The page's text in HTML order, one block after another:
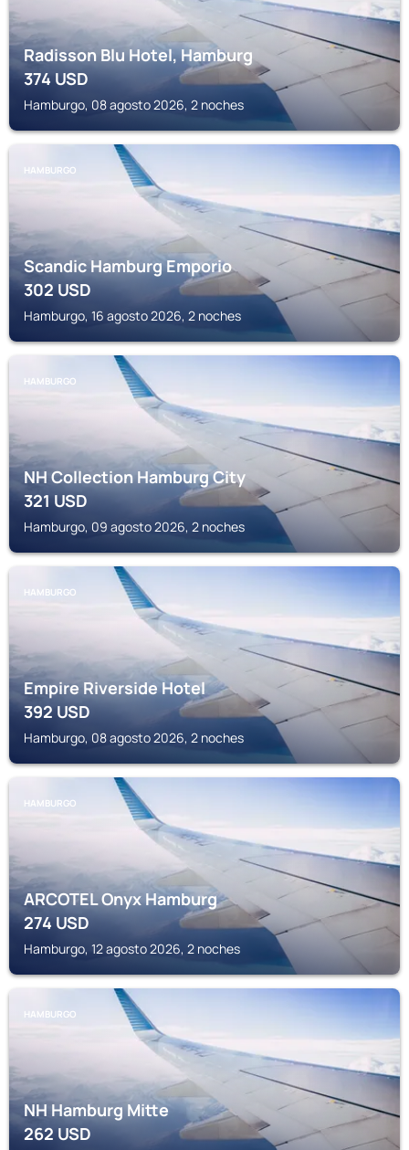
Radisson Blu Hotel, Hamburg
374USD
Hamburgo, 08 agosto 2026, 2 noches
HAMBURGO
Scandic Hamburg Emporio
302USD
Hamburgo, 16 agosto 2026, 2 noches
HAMBURGO
NH Collection Hamburg City
321USD
Hamburgo, 09 agosto 2026, 2 noches
HAMBURGO
Empire Riverside Hotel
392USD
Hamburgo, 08 agosto 2026, 2 noches
HAMBURGO
ARCOTEL Onyx Hamburg
274USD
Hamburgo, 12 agosto 2026, 2 noches
HAMBURGO
NH Hamburg Mitte
262USD